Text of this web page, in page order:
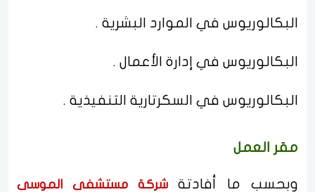
البكالوريوس في الموارد البشرية .
البكالوريوس في إدارة الأعمال .
البكالوريوس في السكرتارية التنفيذية .
مقر العمل
وبحسب ما أفادتةشركة مستشفى الموسى